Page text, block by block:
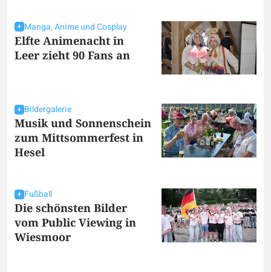
Manga, Anime und Cosplay
Elfte Animenacht in
Leer zieht 90 Fans an
Bildergalerie
Musik und Sonnenschein
zum Mittsommerfest in
Hesel
Fußball
Die schönsten Bilder
vom Public Viewing in
Wiesmoor